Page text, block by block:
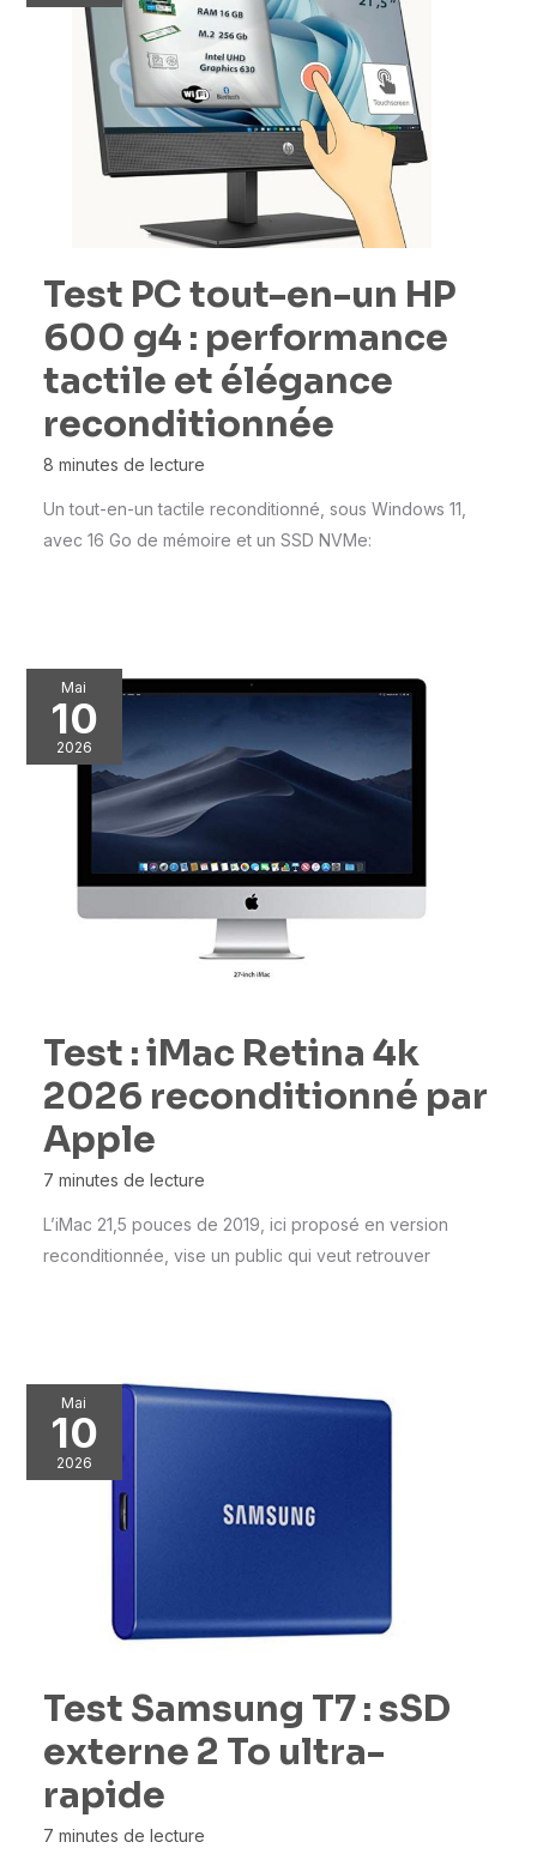
Test PC tout-en-un HP
600 g4 : performance
tactile et élégance
reconditionnée
8 minutes de lecture
Un tout-en-un tactile reconditionné, sous Windows 11,
avec 16 Go de mémoire et un SSD NVMe:
Mai
10
2026
Test : iMac Retina 4k
2026 reconditionné par
Apple
7 minutes de lecture
L’iMac 21,5 pouces de 2019, ici proposé en version
reconditionnée, vise un public qui veut retrouver
Mai
10
2026
Test Samsung T7 : sSD
externe 2 To ultra-
rapide
7 minutes de lecture